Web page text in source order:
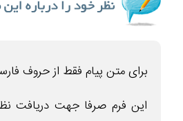
برای متن پیام فقط از حروف
این فرم صرفا جهت دریافت